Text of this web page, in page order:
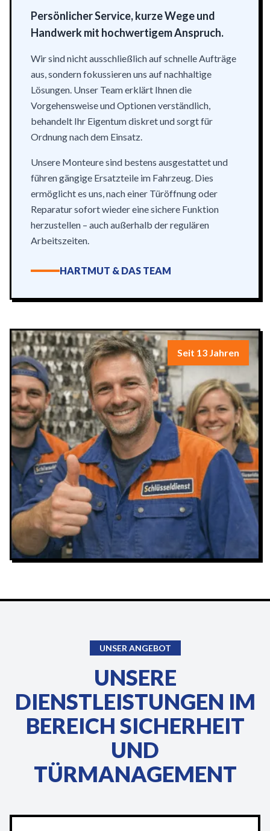
Persönlicher Service, kurze Wege und
Handwerk mit hochwertigem Anspruch.
Wir sind nicht ausschließlich auf schnelle Aufträge
aus, sondern fokussieren uns auf nachhaltige
Lösungen. Unser Team erklärt Ihnen die
Vorgehensweise und Optionen verständlich,
behandelt Ihr Eigentum diskret und sorgt für
Ordnung nach dem Einsatz.
Unsere Monteure sind bestens ausgestattet und
führen gängige Ersatzteile im Fahrzeug. Dies
ermöglicht es uns, nach einer Türöffnung oder
Reparatur sofort wieder eine sichere Funktion
herzustellen – auch außerhalb der regulären
Arbeitszeiten.
HARTMUT & DAS TEAM
Seit 13 Jahren
UNSER ANGEBOT
UNSERE
DIENSTLEISTUNGEN IM
BEREICH SICHERHEIT
UND
TÜRMANAGEMENT